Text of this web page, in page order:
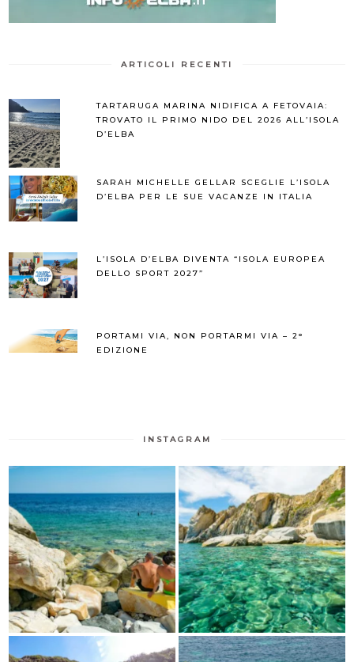
ARTICOLI RECENTI
TARTARUGA MARINA NIDIFICA A FETOVAIA:
TROVATO IL PRIMO NIDO DEL 2026 ALL’ISOLA
D’ELBA
SARAH MICHELLE GELLAR SCEGLIE L’ISOLA
D’ELBA PER LE SUE VACANZE IN ITALIA
L’ISOLA D’ELBA DIVENTA “ISOLA EUROPEA
DELLO SPORT 2027”
PORTAMI VIA, NON PORTARMI VIA – 2°
EDIZIONE
INSTAGRAM